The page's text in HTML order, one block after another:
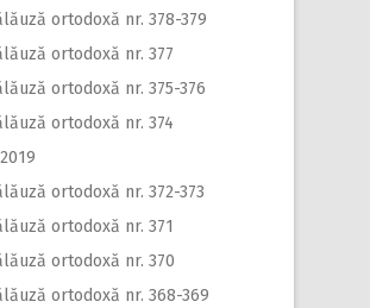
ortodoxă nr. 378-379
ortodoxă nr. 377
ortodoxă nr. 375-376
ortodoxă nr. 374
ortodoxă nr. 372-373
ortodoxă nr. 371
ortodoxă nr. 370
ortodoxă nr. 368-369